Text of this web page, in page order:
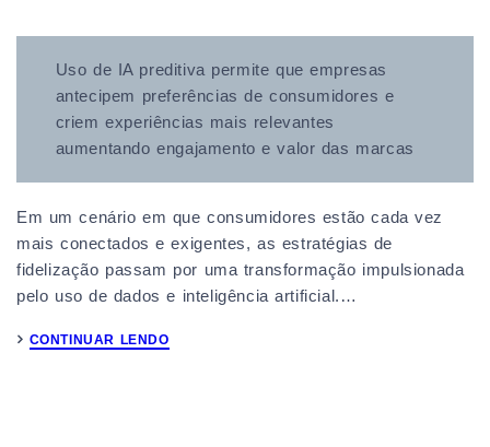
Uso de IA preditiva permite que empresas
antecipem preferências de consumidores e
criem experiências mais relevantes
aumentando engajamento e valor das marcas
Em um cenário em que consumidores estão cada vez
mais conectados e exigentes, as estratégias de
fidelização passam por uma transformação impulsionada
pelo uso de dados e inteligência artificial.…
CONTINUAR LENDO